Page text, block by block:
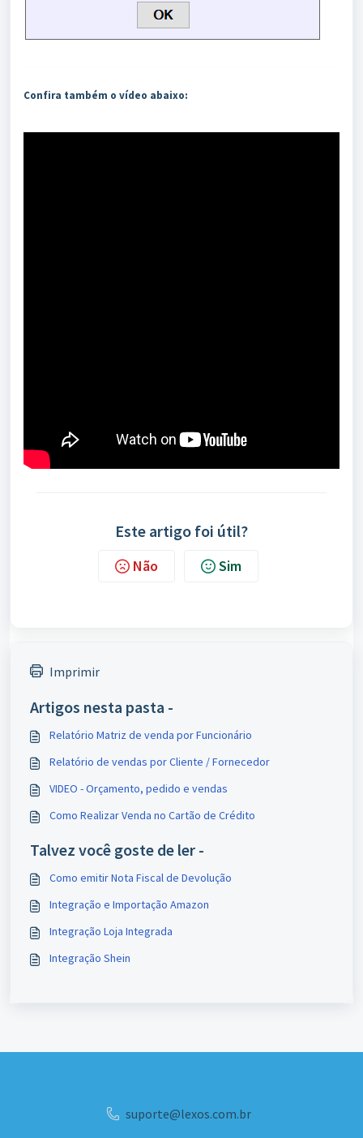
Confira também o vídeo abaixo:
Este artigo foi útil?
Não Sim
Imprimir
Artigos nesta pasta -
Relatório Matriz de venda por Funcionário
Relatório de vendas por Cliente / Fornecedor
VIDEO - Orçamento, pedido e vendas
Como Realizar Venda no Cartão de Crédito
Talvez você goste de ler -
Como emitir Nota Fiscal de Devolução
Integração e Importação Amazon
Integração Loja Integrada
Integração Shein
suporte@lexos.com.br